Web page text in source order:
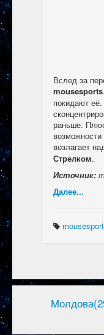
Вслед за
mousesports
покидают
раньше.
возлагает
Стрелком.
Источник:
Далее...